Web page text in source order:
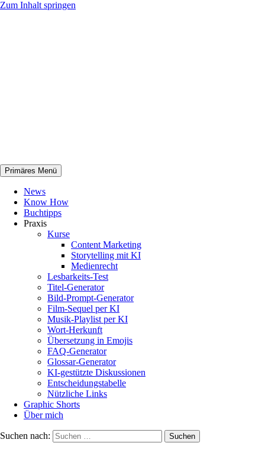
Zum Inhalt springen
netknowhow
Primäres Menü
News
Know How
Buchtipps
Praxis
Kurse
Content Marketing
Storytelling mit KI
Medienrecht
Lesbarkeits-Test
Titel-Generator
Bild-Prompt-Generator
Film-Sequel per KI
Musik-Playlist per KI
Wort-Herkunft
Übersetzung in Emojis
FAQ-Generator
Glossar-Generator
KI-gestützte Diskussionen
Entscheidungstabelle
Nützliche Links
Graphic Shorts
Über mich
Suchen nach: